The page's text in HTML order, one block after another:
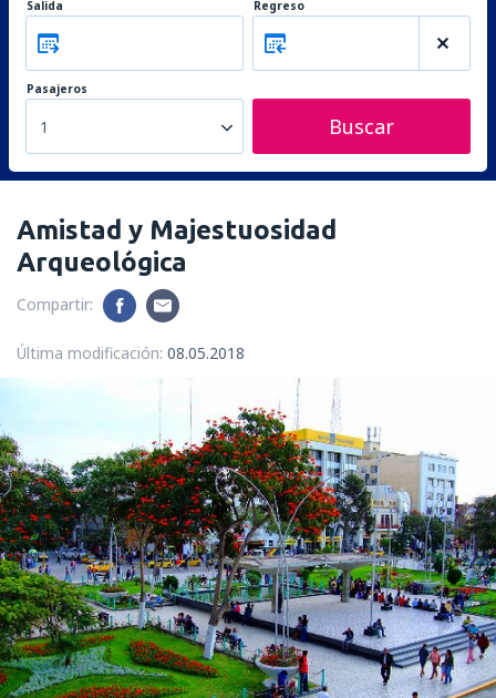
Salida Regreso
Pasajeros
1 Buscar
Amistad y Majestuosidad
Arqueológica
Compartir:
Última modificación: 08.05.2018